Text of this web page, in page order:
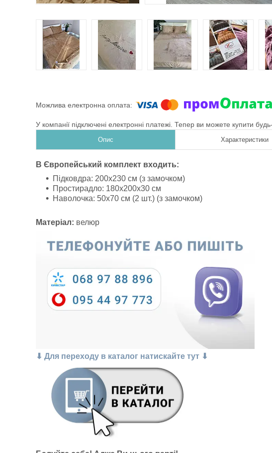
У компанії підключені електронні платежі. Тепер ви можете купити
Опис Характеристики
В Європейський комплект входить:
Підковдра: 200х230 см (з замочком)
Простирадло: 180х200х30 см
Наволочка: 50х70 см (2 шт.) (з замочком)
Матеріал: велюр
⬇ Для переходу в каталог натискайте тут ⬇